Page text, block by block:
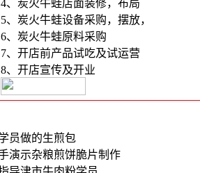
4、炭火牛蛙店面装修，布局
5、炭火牛蛙设备采购，摆放，
6、炭火牛蛙原料采购
7、开店前产品试吃及试运营
8、开店宣传及开业